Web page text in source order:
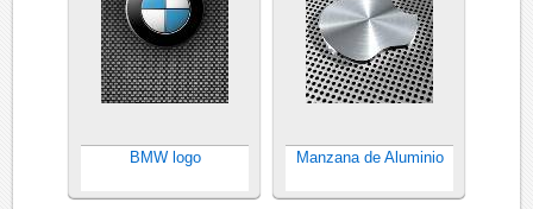
BMW logo Manzana de Aluminio